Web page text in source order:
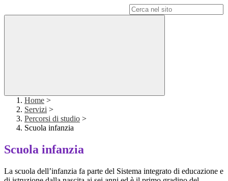
Home >
Servizi >
Percorsi di studio >
Scuola infanzia
Scuola infanzia
La scuola dell’infanzia fa parte del Sistema integrato di educazione e